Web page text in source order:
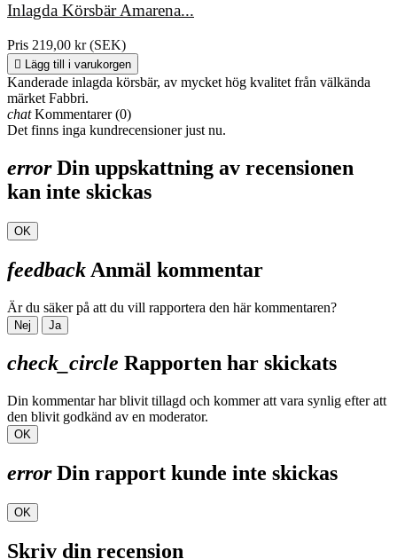
Inlagda Körsbär Amarena...
Pris 219,00 kr (SEK)
 Lägg till i varukorgen
Kanderade inlagda körsbär, av mycket hög kvalitet från välkända
märket Fabbri.
chatKommentarer (0)
Det finns inga kundrecensioner just nu.
errorDin uppskattning av recensionen
kan inte skickas
OK
feedback Anmäl kommentar
Är du säker på att du vill rapportera den här kommentaren?
Nej Ja
check_circle Rapporten har skickats
Din kommentar har blivit tillagd och kommer att vara synlig efter att
den blivit godkänd av en moderator.
OK
errorDin rapport kunde inte skickas
OK
Skriv din recension